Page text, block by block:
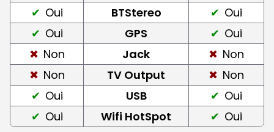
Oui
BTStereo
Oui
Oui
GPS
Oui
Non
Jack
Non
Non
TV Output
Non
Oui
USB
Oui
Oui
Wifi HotSpot Oui